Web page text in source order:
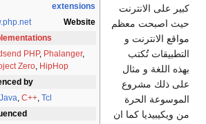
www.php.net
implementations
Zend Engine
Roadsend PHP,
Project Zero
HipHop
Influenced by
Perl , Java,C++,Tcl
Influenced